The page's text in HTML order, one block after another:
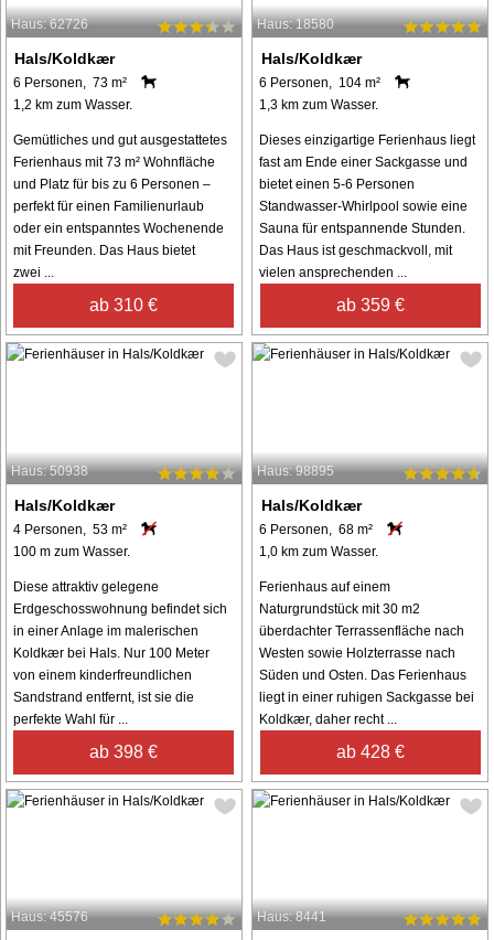
Haus: 62726
Hals/Koldkær
6 Personen, 73 m²
1,2 km zum Wasser.
Gemütliches und gut ausgestattetes
Ferienhaus mit 73 m² Wohnfläche
und Platz für bis zu 6 Personen –
perfekt für einen Familienurlaub
oder ein entspanntes Wochenende
mit Freunden. Das Haus bietet
zwei ...
ab 310 €
Haus: 18580
Hals/Koldkær
6 Personen, 104 m²
1,3 km zum Wasser.
Dieses einzigartige Ferienhaus liegt
fast am Ende einer Sackgasse und
bietet einen 5-6 Personen
Standwasser-Whirlpool sowie eine
Sauna für entspannende Stunden.
Das Haus ist geschmackvoll, mit
vielen ansprechenden ...
ab 359 €
Haus: 50938
Hals/Koldkær
4 Personen, 53 m²
100 m zum Wasser.
Diese attraktiv gelegene
Erdgeschosswohnung befindet sich
in einer Anlage im malerischen
Koldkær bei Hals. Nur 100 Meter
von einem kinderfreundlichen
Sandstrand entfernt, ist sie die
perfekte Wahl für ...
ab 398 €
Haus: 98895
Hals/Koldkær
6 Personen, 68 m²
1,0 km zum Wasser.
Ferienhaus auf einem
Naturgrundstück mit 30 m2
überdachter Terrassenfläche nach
Westen sowie Holzterrasse nach
Süden und Osten. Das Ferienhaus
liegt in einer ruhigen Sackgasse bei
Koldkær, daher recht ...
ab 428 €
Haus: 45576 Haus: 8441